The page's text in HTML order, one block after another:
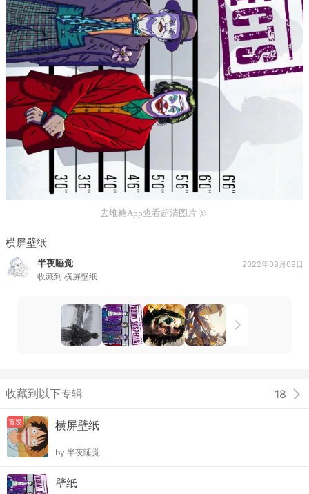
去堆糖App查看超清图片
横屏壁纸
半夜睡觉
收藏到 横屏壁纸
2022年08月09日
收藏到以下专辑 18
首发 横屏壁纸
by 半夜睡觉
壁纸